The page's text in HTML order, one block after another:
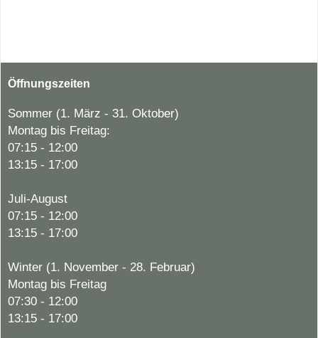
Öffnungszeiten
Sommer (1. März - 31. Oktober)
Montag bis Freitag:
07:15 - 12:00
13:15 - 17:00
Juli-August
07:15 - 12:00
13:15 - 17:00
Winter (1. November - 28. Februar)
Montag bis Freitag
07:30 - 12:00
13:15 - 17:00